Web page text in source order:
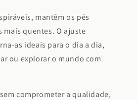
mantêm os pés
mais quentes. O ajuste
as ideais para o dia a dia,
ou explorar o mundo com
comprometer a qualidade,